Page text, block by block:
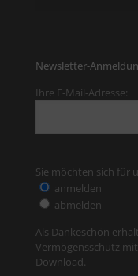
Newsletter-
Ihre E-Mail-Adresse:
Sie möchten sich für
anmelden
abmelden
Als Dankeschön
Vermögensschutz
Download.